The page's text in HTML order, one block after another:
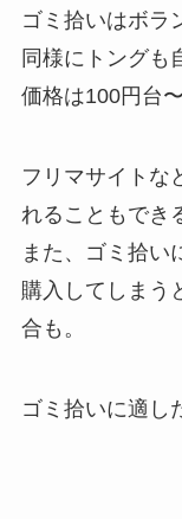
ゴミ拾いはボラ
同様にトングも
価格は100円台
フリマサイトな
れることもでき
また、ゴミ拾い
購入してしまう
合も。
ゴミ拾いに適し